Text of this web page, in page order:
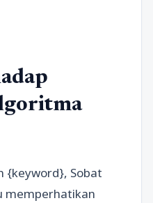
{keyword}, Sobat
memperhatikan